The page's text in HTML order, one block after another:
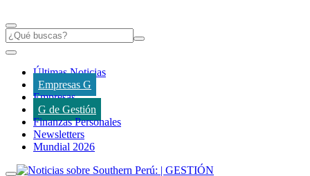
Últimas Noticias
Empresas G
Empresas
G de Gestión
Finanzas Personales
Newsletters
Mundial 2026